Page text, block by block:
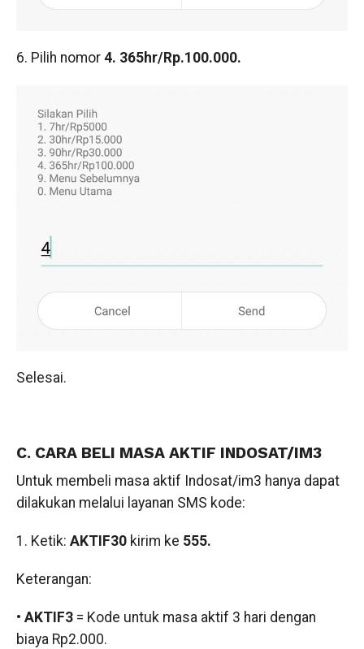
6. Pilih nomor 4. 365hr/Rp.100.000.
Selesai.
C. CARA BELI MASA AKTIF INDOSAT/IM3
Untuk membeli masa aktif Indosat/im3 hanya dapat
dilakukan melalui layanan SMS kode:
1. Ketik: AKTIF30kirim ke 555.
Keterangan:
• AKTIF3= Kode untuk masa aktif 3 hari dengan
biaya Rp2.000.